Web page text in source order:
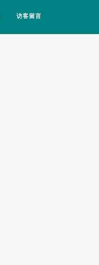
访客留言